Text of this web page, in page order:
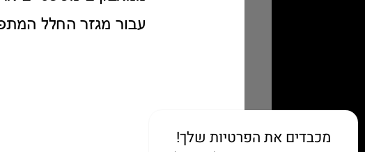
מכבדים את הפרטיות שלך!